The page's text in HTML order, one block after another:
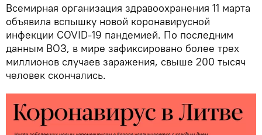
Всемирная организация здравоохранения 11 марта
объявила вспышку новой коронавирусной
инфекции COVID-19 пандемией. По последним
данным ВОЗ, в мире зафиксировано более трех
миллионов случаев заражения, свыше 200 тысяч
человек скончались.